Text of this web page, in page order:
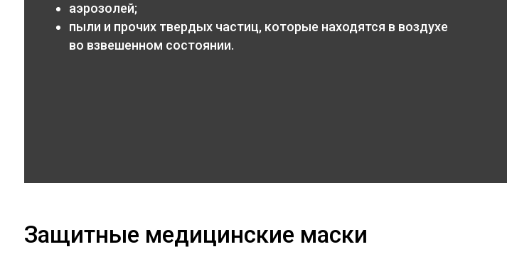
аэрозолей;
пыли и прочих твердых частиц, которые находятся в воздухе
во взвешенном состоянии.
Защитные медицинские маски